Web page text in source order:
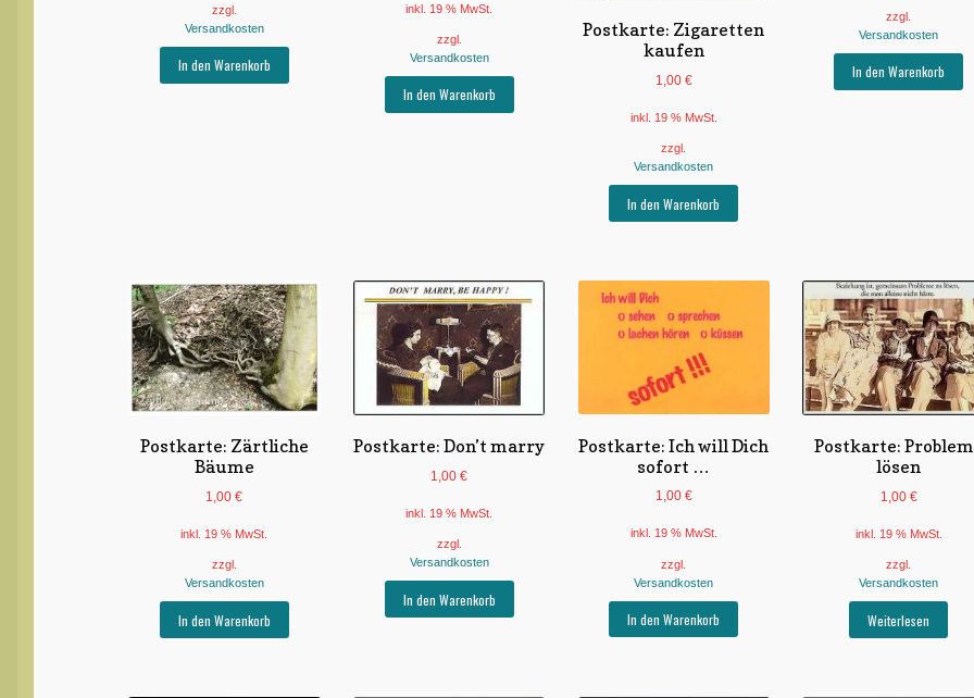
zzgl.
Versandkosten
In den Warenkorb
inkl. 19 % MwSt.
zzgl.
Versandkosten
In den Warenkorb
Postkarte: Zigaretten
kaufen
1,00 €
inkl. 19 % MwSt.
zzgl.
Versandkosten
In den Warenkorb
zzgl.
Versandkosten
In den Warenkorb
Postkarte: Zärtliche
Bäume
1,00€
inkl. 19 % MwSt.
zzgl.
Versandkosten
In den Warenkorb
Postkarte: Don’t marry
1,00€
inkl. 19 % MwSt.
zzgl.
Versandkosten
In den Warenkorb
Postkarte: Ich will Dich
sofort …
1,00 €
inkl. 19 % MwSt.
zzgl.
Versandkosten
In den Warenkorb
Postkarte:
lösen
1,00 €
inkl. 19 % MwSt.
zzgl.
Versandkosten
Weiterlesen